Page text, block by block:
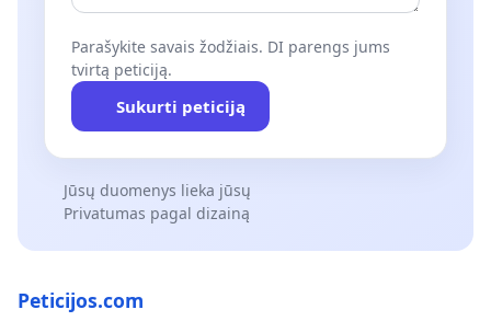
Parašykite savais žodžiais. DI parengs jums
tvirtą peticiją.
Sukurti peticiją
Jūsų duomenys lieka jūsų
Privatumas pagal dizainą
Peticijos.com